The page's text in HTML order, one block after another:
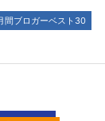
間ブロガーベスト30